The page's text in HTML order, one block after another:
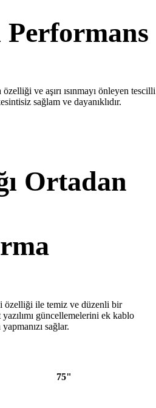
Performans
ve aşırı ısınmayı önleyen tescilli
sağlam ve dayanıklıdır.
Ortadan
özelliği ile temiz ve düzenli bir
güncellemelerini ek kablo
sağlar.
75"